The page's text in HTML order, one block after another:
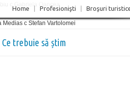
Home Profesionişti Broşuri
Ce trebuie să știm